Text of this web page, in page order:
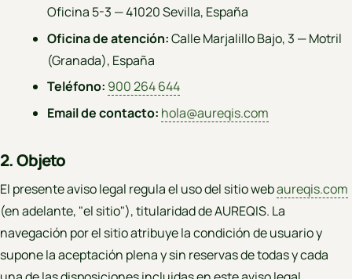
Oficina 5-3 — 41020 Sevilla, España
Oficina de atención:Calle Marjalillo Bajo, 3 — Motril
(Granada), España
Teléfono: 900 264 644
Email de contacto: hola@aureqis.com
2. Objeto
El presente aviso legal regula el uso del sitio webaureqis.com
(en adelante, "el sitio"), titularidad de AUREQIS. La
navegación por el sitio atribuye la condición de usuario y
supone la aceptación plena y sin reservas de todas y cada